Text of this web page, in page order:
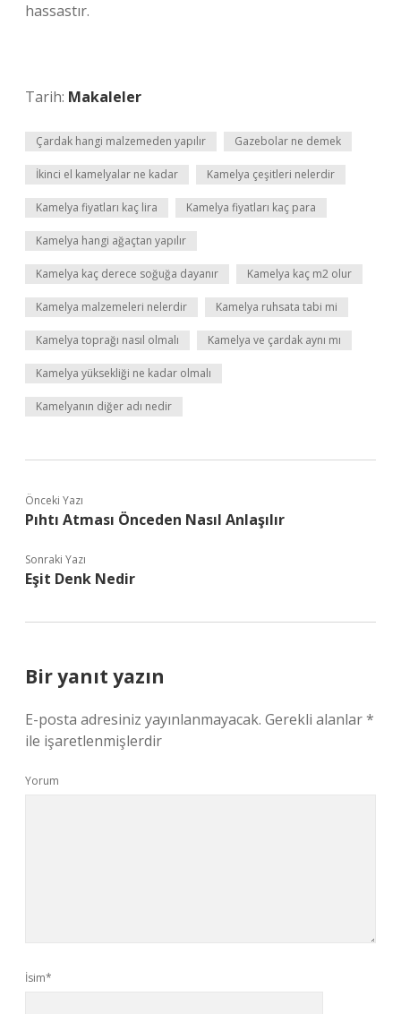
hassastır.
Tarih: Makaleler
Çardak hangi malzemeden yapılır Gazebolar ne demek
İkinci el kamelyalar ne kadar Kamelya çeşitleri nelerdir
Kamelya fiyatları kaç lira Kamelya fiyatları kaç para
Kamelya hangi ağaçtan yapılır
Kamelya kaç derece soğuğa dayanır Kamelya kaç m2 olur
Kamelya malzemeleri nelerdir Kamelya ruhsata tabi mi
Kamelya toprağı nasıl olmalı Kamelya ve çardak aynı mı
Kamelya yüksekliği ne kadar olmalı
Kamelyanın diğer adı nedir
Önceki Yazı
Pıhtı Atması Önceden Nasıl Anlaşılır
Sonraki Yazı
Eşit Denk Nedir
Bir yanıt yazın
E-posta adresiniz yayınlanmayacak. Gerekli alanlar*
ile işaretlenmişlerdir
Yorum
İsim*